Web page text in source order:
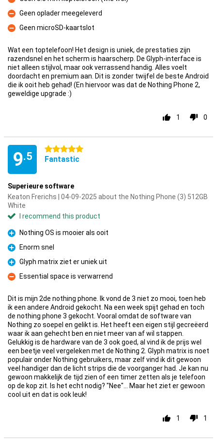
Con
Con
Geen oplader meegeleverd
Con
Geen microSD-kaartslot
Wat een toptelefoon! Het design is uniek, de prestaties zijn
razendsnel en het scherm is haarscherp. De Glyph-interface is
niet alleen stijlvol, maar ook verrassend handig. Alles voelt
doordacht en premium aan. Dit is zonder twijfel de beste Android
die ik ooit heb gehad! (En hiervoor was dat de Nothing Phone 2,
geweldige upgrade :)
1 0
9.5
5 stars
Fantastic
Superieure software
Keaton Frerichs | 04-09-2025 about the Nothing Phone (3) 512GB
White
I recommend this product
Pro
Nothing OS is mooier als ooit
Pro
Enorm snel
Pro
Glyph matrix ziet er uniek uit
Con
Essential space is verwarrend
Dit is mijn 2de nothing phone. Ik vond de 3 niet zo mooi, toen heb
ik een andere Android gekocht. Na een week spijt gehad en toch
de nothing phone 3 gekocht. Vooral omdat de software van
Nothing zo soepel en gelikt is. Het heeft een eigen stijl gecreëerd
waar ik aan gehecht ben en niet meer van af wil stappen.
Gelukkig is de hardware van de 3 ook goed, al vind ik de prijs wel
een beetje veel vergeleken met de Nothing 2. Glyph matrix is noet
populair onder Nothing gebruikers, maar zelf vind ik dit gewoon
veel handiger dan de licht strips die de voorganger had. Je kan nu
gewoon makkelijk de tijd zien of een timer zetten als je telefoon
op de kop zit. Is het echt nodig? "Nee"... Maar het ziet er gewoon
cool uit en dat is ook leuk!
1 1